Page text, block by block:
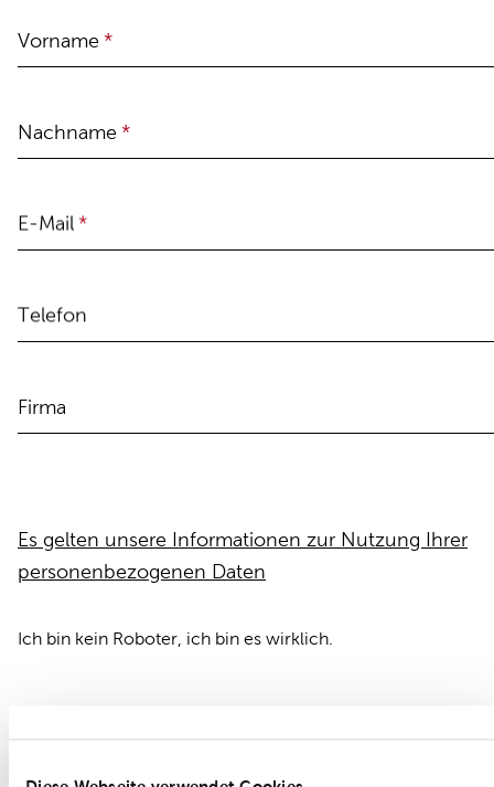
Vorname *
Nachname *
E-Mail *
Telefon
Firma
Es gelten unsere Informationen zur Nutzung Ihrer
personenbezogenen Daten
Ich bin kein Roboter, ich bin es wirklich.